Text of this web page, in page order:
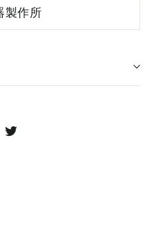
製作所
Facebook